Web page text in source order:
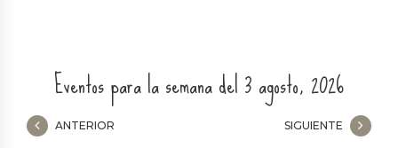
Eventos para la semana del 3 agosto, 2026
ANTERIOR SIGUIENTE